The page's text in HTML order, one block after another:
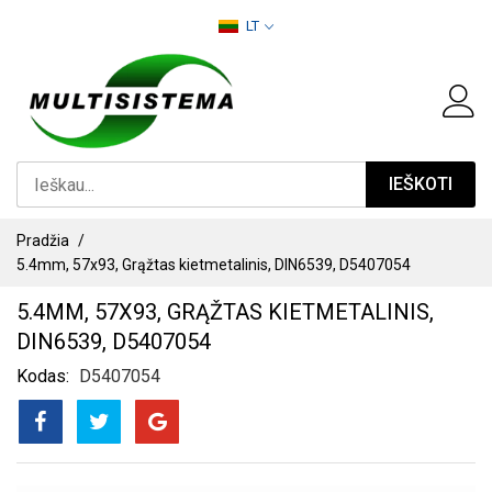
LT
IEŠKOTI
Pradžia
5.4mm, 57x93, Grąžtas kietmetalinis, DIN6539, D5407054
5.4MM, 57X93, GRĄŽTAS KIETMETALINIS,
DIN6539, D5407054
Kodas D5407054